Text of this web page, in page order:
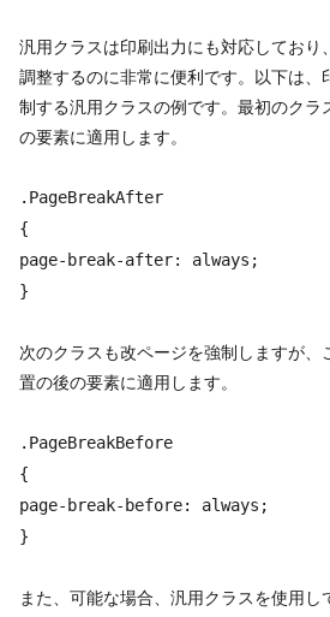
汎用クラスは印刷出力にも対応してお
調整するのに非常に便利です。以下は、
制する汎用クラスの例です。最初のクラ
の要素に適用します。
.PageBreakAfter
{
page-break-after: always;
}
次のクラスも改ページを強制しますが、
置の後の要素に適用します。
.PageBreakBefore
{
page-break-before: always;
}
また、可能な場合、汎用クラスを使用し